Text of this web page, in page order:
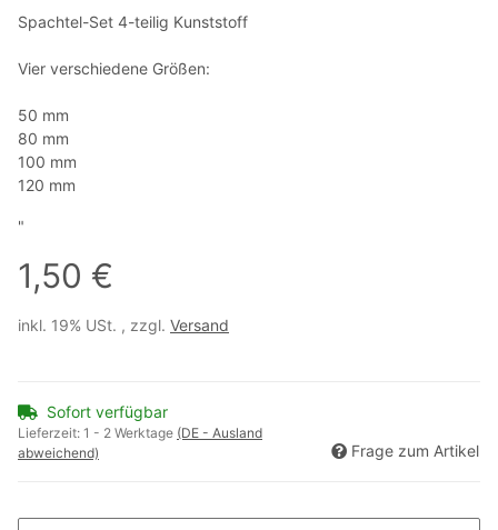
Spachtel-Set 4-teilig Kunststoff
Vier verschiedene Größen:
50 mm
80 mm
100 mm
120 mm
"
1,50 €
inkl. 19% USt. , zzgl. Versand
Sofort verfügbar
Lieferzeit: 1 - 2 Werktage (DE - Ausland
abweichend)
Frage zum Artikel